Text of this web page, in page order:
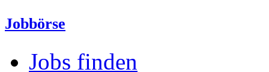
Jobbörse
Jobs finden